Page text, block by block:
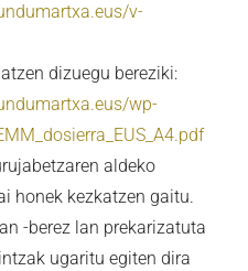
v-
dizuegu bereziki:
wp-
aldeko
honek kezkatzen gaitu.
-berez lan prekarizatuta
ugaritu egiten dira